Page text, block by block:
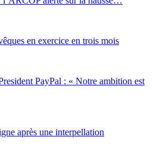
en exercice en trois mois
PayPal : « Notre ambition est
après une interpellation